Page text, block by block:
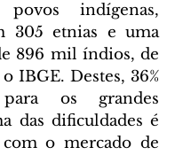
indígenas,
305 etnias e uma
896 mil índios, de
IBGE. Destes, 36%
os grandes
das dificuldades é
o mercado de